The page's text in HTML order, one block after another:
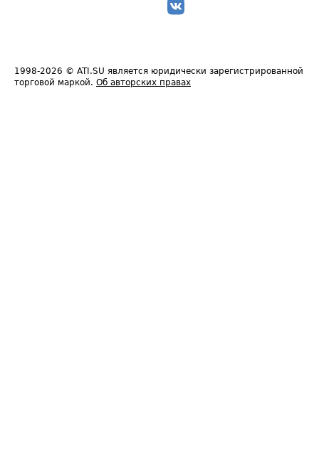
1998-2026 © ATI.SU является юридически зарегистрированной
торговой маркой. Об авторских правах